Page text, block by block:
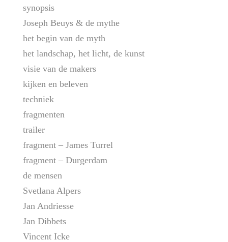
synopsis
Joseph Beuys & de mythe
het begin van de myth
het landschap, het licht, de kunst
visie van de makers
kijken en beleven
techniek
fragmenten
trailer
fragment – James Turrel
fragment – Durgerdam
de mensen
Svetlana Alpers
Jan Andriesse
Jan Dibbets
Vincent Icke